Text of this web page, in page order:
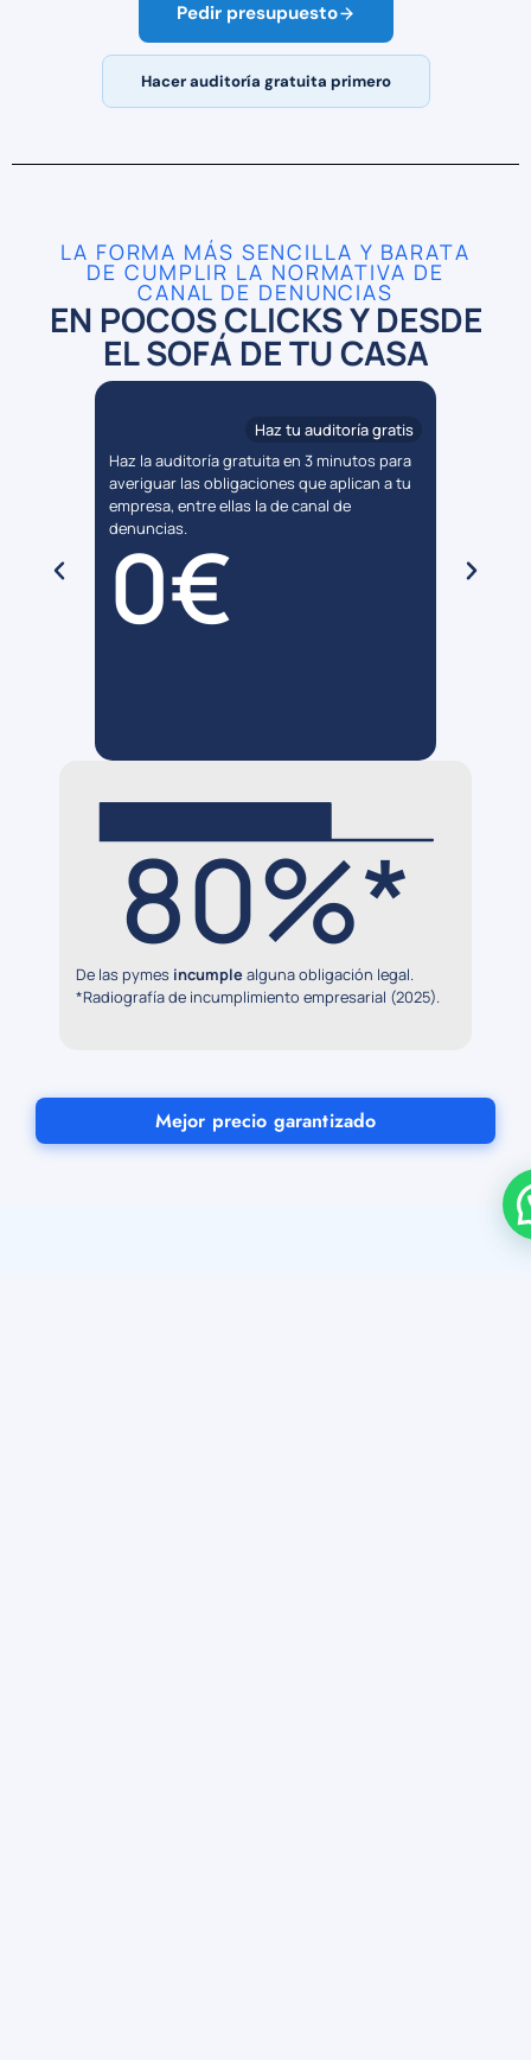
Pedir presupuesto
Hacer auditoría gratuita primero
LA FORMA MÁS SENCILLA Y BARATA
DE CUMPLIR LA NORMATIVA DE
CANAL DE DENUNCIAS
EN POCOS CLICKS Y DESDE
EL SOFÁ DE TU CASA
que
Haz tu auditoría gratis
Haz la auditoría gratuita en 3 minutos para
averiguar las obligaciones que aplican a tu
empresa, entre ellas la de canal de
denuncias.
0€
80%*
De las pymes incumplealguna obligación legal.
*Radiografía de incumplimiento empresarial (2025).
Mejor precio garantizado